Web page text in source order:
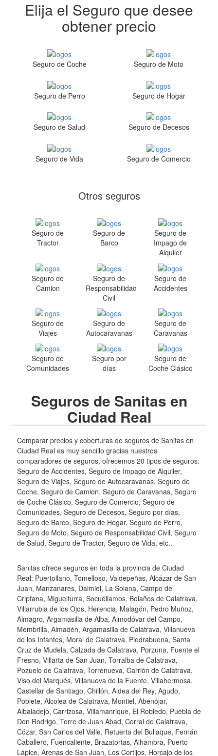
Elija el Seguro que desee
obtener precio
Seguro de Coche Seguro de Moto
Seguro de Perro Seguro de Hogar
Seguro de Salud Seguro de Decesos
Seguro de Vida Seguro de Comercio
Otros seguros
Seguro de
Tractor
Seguro de
Barco
Seguro de
Impago de
Alquiler
Seguro de
Camion
Seguro de
Responsabilidad
Civil
Seguro de
Accidentes
Seguro de
Viajes
Seguro de
Autocaravanas
Seguro de
Caravanas
Seguro de
Comunidades
Seguro por
días
Seguro de
Coche Clásico
Seguros de Sanitas en
Ciudad Real
Comparar precios y coberturas de seguros de Sanitas en
Ciudad Real es muy sencillo gracias nuestros
comparadores de seguros, ofrecemos 20 tipos de seguros:
Seguro de Accidentes, Seguro de Impago de Alquiler,
Seguro de Viajes, Seguro de Autocaravanas, Seguro de
Coche, Seguro de Camion, Seguro de Caravanas, Seguro
de Coche Clásico, Seguro de Comercio, Seguro de
Comunidades, Seguro de Decesos, Seguro por días,
Seguro de Barco, Seguro de Hogar, Seguro de Perro,
Seguro de Moto, Seguro de Responsabilidad Civil, Seguro
de Salud, Seguro de Tractor, Seguro de Vida, etc..
Sanitas ofrece seguros en toda la provincia de Ciudad
Real: Puertollano, Tomelloso, Valdepeñas, Alcázar de San
Juan, Manzanares, Daimiel, La Solana, Campo de
Criptana, Miguelturra, Socuéllamos, Bolaños de Calatrava,
Villarrubia de los Ojos, Herencia, Malagón, Pedro Muñoz,
Almagro, Argamasilla de Alba, Almodóvar del Campo,
Membrilla, Almadén, Argamasilla de Calatrava, Villanueva
de los Infantes, Moral de Calatrava, Piedrabuena, Santa
Cruz de Mudela, Calzada de Calatrava, Porzuna, Fuente el
Fresno, Villarta de San Juan, Torralba de Calatrava,
Pozuelo de Calatrava, Torrenueva, Carrión de Calatrava,
Viso del Marqués, Villanueva de la Fuente, Villahermosa,
Castellar de Santiago, Chillón, Aldea del Rey, Agudo,
Poblete, Alcolea de Calatrava, Montiel, Abenójar,
Albaladejo, Carrizosa, Villamanrique, El Robledo, Puebla de
Don Rodrigo, Torre de Juan Abad, Corral de Calatrava,
Cózar, San Carlos del Valle, Retuerta del Bullaque, Fernán
Caballero, Fuencaliente, Brazatortas, Alhambra, Puerto
Lápice, Arenas de San Juan, Los Cortijos, Horcajo de los